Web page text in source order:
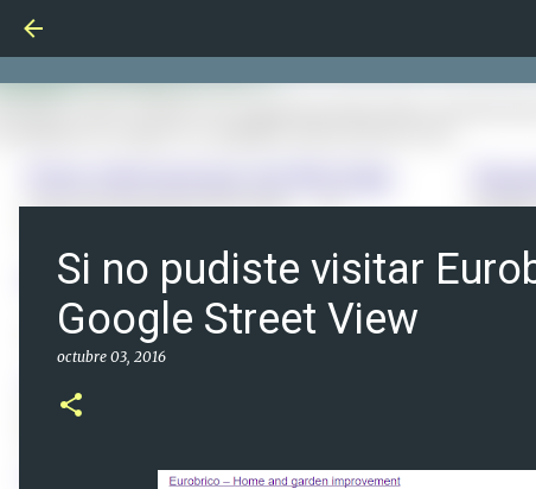
Si no pudiste visitar
Google Street View
octubre 03, 2016